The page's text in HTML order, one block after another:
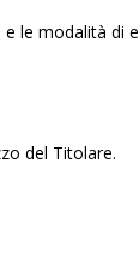
le modalità di
del Titolare.